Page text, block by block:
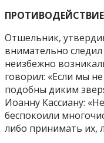
Отшельник,
внимательно
неизбежно
говорил: «Если мы
подобны диким
Иоанну Кассиану:
беспокоили
либо принимать их,